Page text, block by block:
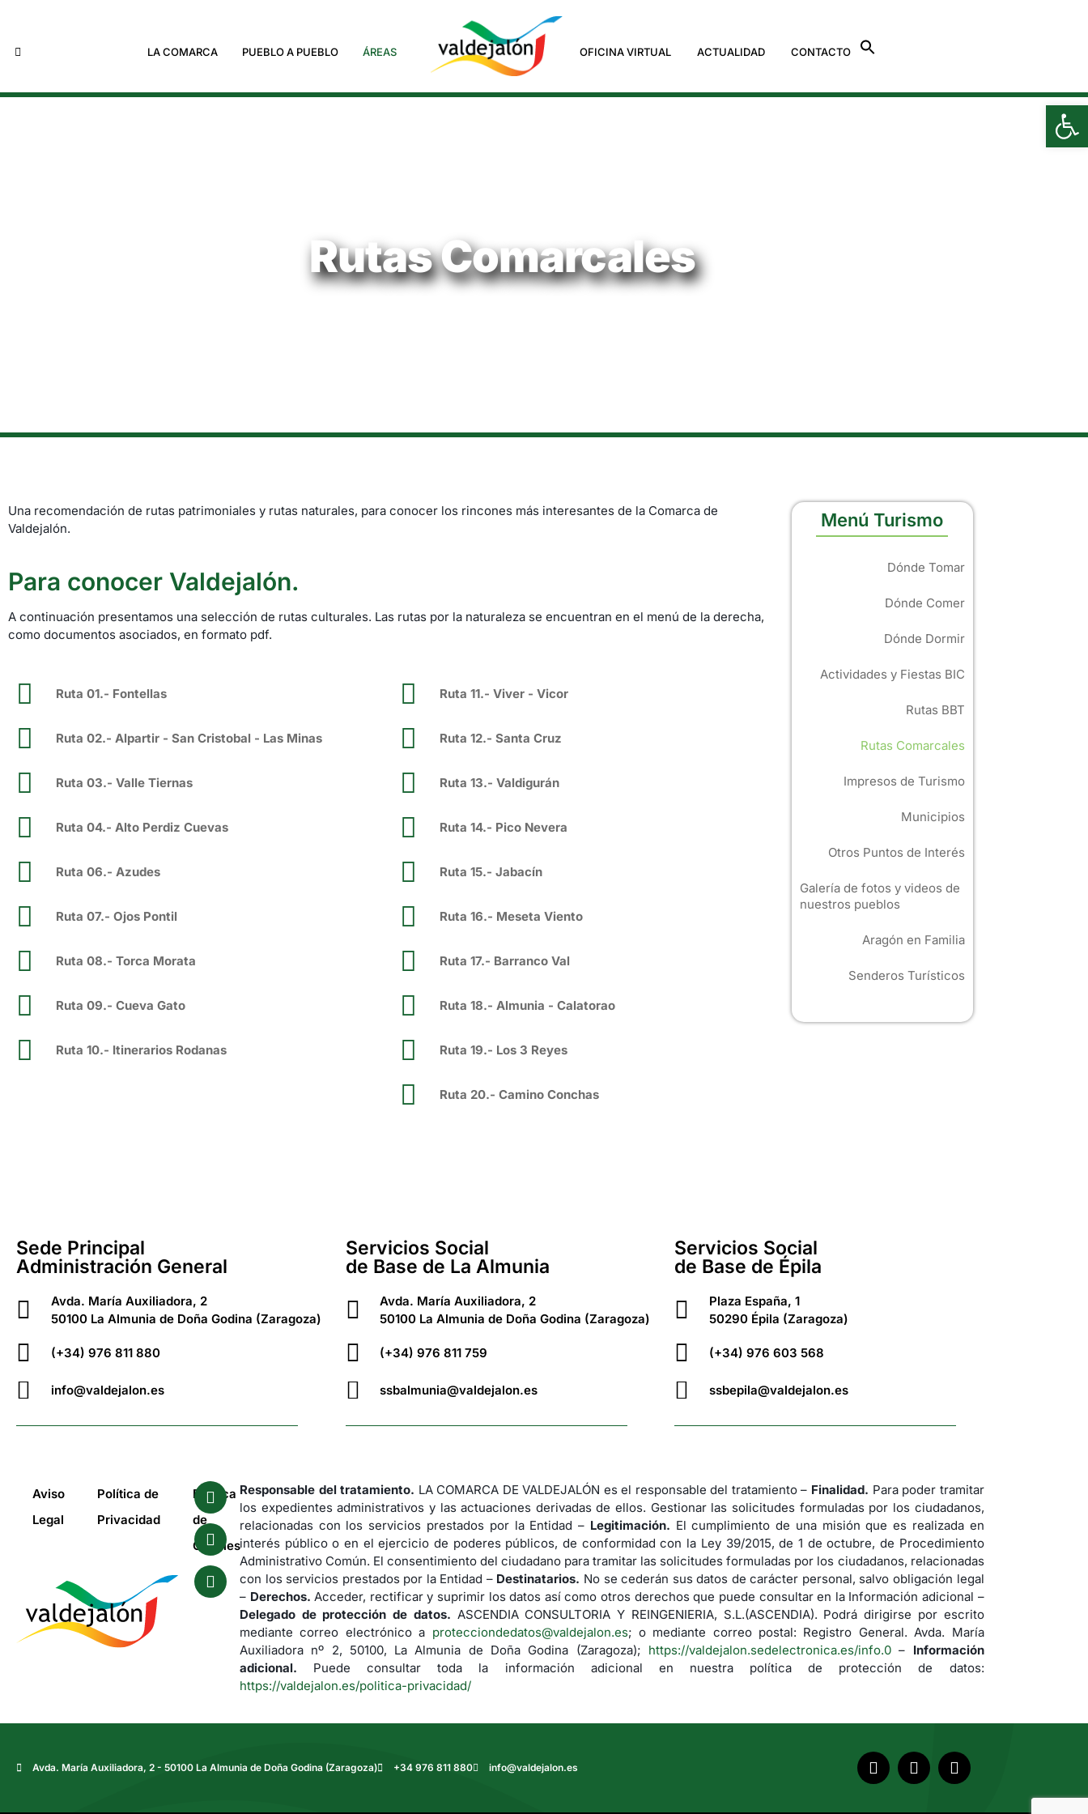
LA COMARCA PUEBLO A PUEBLO ÁREAS OFICINA VIRTUAL ACTUALIDAD CONTACTO
Rutas Comarcales
Una recomendación de rutas patrimoniales y rutas naturales, para conocer los rincones más interesantes de la Comarca de
Valdejalón.
Para conocer Valdejalón.
A continuación presentamos una selección de rutas culturales. Las rutas por la naturaleza se encuentran en el menú de la derecha,
como documentos asociados, en formato pdf.
Ruta 01.- Fontellas
Ruta 02.- Alpartir - San Cristobal - Las Minas
Ruta 03.- Valle Tiernas
Ruta 04.- Alto Perdiz Cuevas
Ruta 06.- Azudes
Ruta 07.- Ojos Pontil
Ruta 08.- Torca Morata
Ruta 09.- Cueva Gato
Ruta 10.- Itinerarios Rodanas
Ruta 11.- Viver - Vicor
Ruta 12.- Santa Cruz
Ruta 13.- Valdigurán
Ruta 14.- Pico Nevera
Ruta 15.- Jabacín
Ruta 16.- Meseta Viento
Ruta 17.- Barranco Val
Ruta 18.- Almunia - Calatorao
Ruta 19.- Los 3 Reyes
Ruta 20.- Camino Conchas
Menú Turismo
Dónde Tomar
Dónde Comer
Dónde Dormir
Actividades y Fiestas BIC
Rutas BBT
Rutas Comarcales
Impresos de Turismo
Municipios
Otros Puntos de Interés
Galería de fotos y videos de
nuestros pueblos
Aragón en Familia
Senderos Turísticos
Sede Principal
Administración General
Avda. María Auxiliadora, 2
50100 La Almunia de Doña Godina (Zaragoza)
(+34) 976 811 880
info@valdejalon.es
Servicios Social
de Base de La Almunia
Avda. María Auxiliadora, 2
50100 La Almunia de Doña Godina (Zaragoza)
(+34) 976 811 759
ssbalmunia@valdejalon.es
Servicios Social
de Base de Épila
Plaza España, 1
50290 Épila (Zaragoza)
(+34) 976 603 568
ssbepila@valdejalon.es
Aviso
Legal
Política de
Privacidad
Política
de
Cookies
Responsable del tratamiento. LA COMARCA DE VALDEJALÓN es el responsable del tratamiento – Finalidad. Para poder tramitar
los expedientes administrativos y las actuaciones derivadas de ellos. Gestionar las solicitudes formuladas por los ciudadanos,
relacionadas con los servicios prestados por la Entidad – Legitimación. El cumplimiento de una misión que es realizada en
interés público o en el ejercicio de poderes públicos, de conformidad con la Ley 39/2015, de 1 de octubre, de Procedimiento
Administrativo Común. El consentimiento del ciudadano para tramitar las solicitudes formuladas por los ciudadanos, relacionadas
con los servicios prestados por la Entidad – Destinatarios. No se cederán sus datos de carácter personal, salvo obligación legal
– Derechos. Acceder, rectificar y suprimir los datos así como otros derechos que puede consultar en la Información adicional –
Delegado de protección de datos. ASCENDIA CONSULTORIA Y REINGENIERIA, S.L.(ASCENDIA). Podrá dirigirse por escrito
mediante correo electrónico a protecciondedatos@valdejalon.es; o mediante correo postal: Registro General. Avda. María
Auxiliadora nº 2, 50100, La Almunia de Doña Godina (Zaragoza); https://valdejalon.sedelectronica.es/info.0– Información
adicional. Puede consultar toda la información adicional en nuestra política de protección de datos:
https://valdejalon.es/politica-privacidad/
Avda. María Auxiliadora, 2 - 50100 La Almunia de Doña Godina (Zaragoza) +34 976 811 880 info@valdejalon.es